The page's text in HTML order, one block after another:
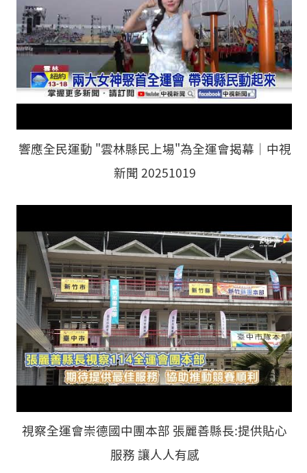
響應全民運動 "雲林縣民上場"為全運會揭幕│中視
新聞 20251019
視察全運會崇德國中團本部 張麗善縣長:提供貼心
服務 讓人人有感